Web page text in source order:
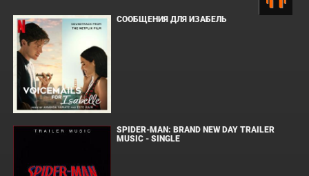
СООБЩЕНИЯ ДЛЯ ИЗАБЕЛЬ
SPIDER-MAN: BRAND NEW DAY TRAILER
MUSIC - SINGLE